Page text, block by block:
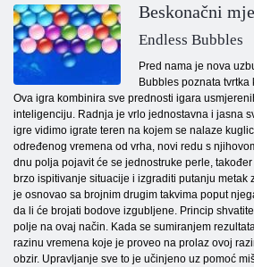
Beskonačni
Endless Bubbles
Pred nama je nova
Bubbles poznata tvrtka
Ova igra kombinira sve prednosti igara
inteligenciju. Radnja je vrlo jednostavna i jasna
igre vidimo igrate teren na kojem se nalaze
određenog vremena od vrha, novi redu s
dnu polja pojavit će se jednostruke perle,
brzo ispitivanje situacije i izgraditi putanju metak
je osnovao sa brojnim drugim takvima poput
da li će brojati bodove izgubljene. Princip
polje na ovaj način. Kada se sumiranjem
razinu vremena koje je proveo na prolaz ovoj
obzir. Upravljanje sve to je učinjeno uz pomoć